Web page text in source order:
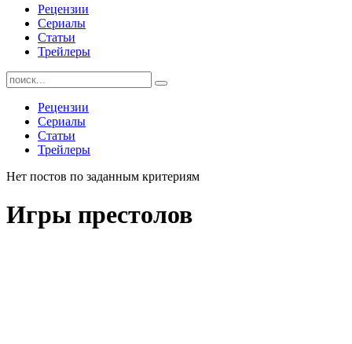
Рецензии
Сериалы
Статьи
Трейлеры
Найти:
Рецензии
Сериалы
Статьи
Трейлеры
Нет постов по заданным критериям
Игры престолов